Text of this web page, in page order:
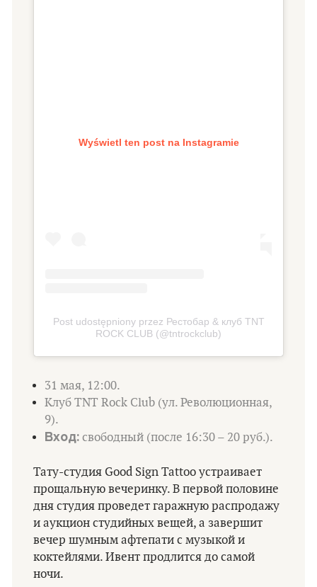
Wyświetl ten post na Instagramie
Post udostępniony przez Рестобар & клуб TNT
ROCK CLUB (@tntrockclub)
31 мая, 12:00.
Клуб TNT Rock Club (ул. Революционная,
9).
Вход: свободный (после 16:30 – 20 руб.).
Тату-студия Good Sign Tattoo устраивает
прощальную вечеринку. В первой половине
дня студия проведет гаражную распродажу
и аукцион студийных вещей, а завершит
вечер шумным афтепати с музыкой и
коктейлями. Ивент продлится до самой
ночи.